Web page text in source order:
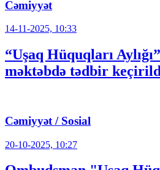
Cəmiyyət
14-11-2025, 10:33
“Uşaq Hüquqları
məktəbdə tədbir
Cəmiyyət / Sosial
20-10-2025, 10:27